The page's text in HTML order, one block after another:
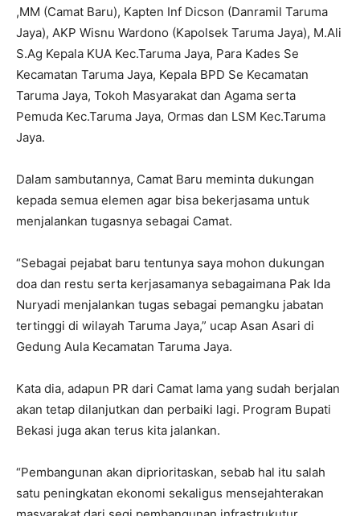
,MM (Camat Baru), Kapten Inf Dicson (Danramil Taruma
Jaya), AKP Wisnu Wardono (Kapolsek Taruma Jaya), M.Ali
S.Ag Kepala KUA Kec.Taruma Jaya, Para Kades Se
Kecamatan Taruma Jaya, Kepala BPD Se Kecamatan
Taruma Jaya, Tokoh Masyarakat dan Agama serta
Pemuda Kec.Taruma Jaya, Ormas dan LSM Kec.Taruma
Jaya.
Dalam sambutannya, Camat Baru meminta dukungan
kepada semua elemen agar bisa bekerjasama untuk
menjalankan tugasnya sebagai Camat.
“Sebagai pejabat baru tentunya saya mohon dukungan
doa dan restu serta kerjasamanya sebagaimana Pak Ida
Nuryadi menjalankan tugas sebagai pemangku jabatan
tertinggi di wilayah Taruma Jaya,” ucap Asan Asari di
Gedung Aula Kecamatan Taruma Jaya.
Kata dia, adapun PR dari Camat lama yang sudah berjalan
akan tetap dilanjutkan dan perbaiki lagi. Program Bupati
Bekasi juga akan terus kita jalankan.
“Pembangunan akan diprioritaskan, sebab hal itu salah
satu peningkatan ekonomi sekaligus mensejahterakan